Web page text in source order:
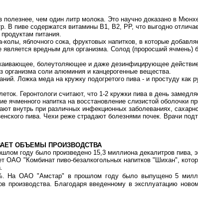
полезнее, чем один литр молока. Это научно доказано в
пиве содержатся витамины B1, B2, PP, что выгодно
питания.
колы, яблочного сока, фруктовых напитков, в которые
вредным для организма. Солод (проросший ячмень)
болеутоляющее и даже дезинфицирующее
соли алюминия и канцерогенные вещества.
Ложка меда на кружку подогретого пива - и простуду как
Геронтологи считают, что 1-2 кружки пива в день
напитка на восстановление слизистой оболочки
внутрь при различных инфекционных заболеваниях,
пива. Чехи реже страдают болезнями почек. Врачи
ОБЪЕМЫ ПРОИЗВОДСТВА
году было произведено 15,3 миллиона декалитров пива,
"Комбинат пиво-безалкогольных напитков "Шихан",
На ОАО "Амстар" в прошлом году было выпущено 5
производства. Благодаря введенному в эксплуатацию